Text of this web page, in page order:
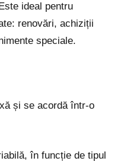
ideal pentru
renovări, achiziții
speciale.
și se acordă într-o
în funcție de tipul